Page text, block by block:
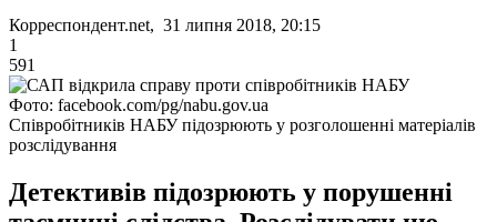
Корреспондент.net, 31 липня 2018, 20:15
1
591
Фото: facebook.com/pg/nabu.gov.ua
Співробітників НАБУ підозрюють у розголошенні матеріалів
розслідування
Детективів підозрюють у порушенні